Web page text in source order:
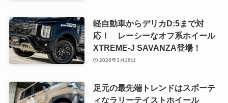
軽自動車からデリカD:5まで対
応！ レーシーなオフ系ホイール
XTREME-J SAVANZA登場！
2026年3月16日
足元の最先端トレンドはスポーテ
ィなラリーテイストホイール